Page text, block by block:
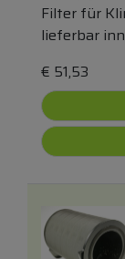
Filter für
lieferbar
€ 51,53